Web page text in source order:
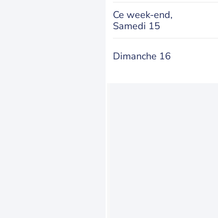
Ce week-end,
Samedi 15
Dimanche 16